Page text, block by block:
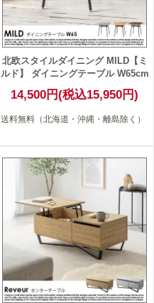
北欧スタイルダイニング MILD【ミ
ルド】 ダイニングテーブル W65cm
14,500円(税込15,950円)
送料無料（北海道・沖縄・離島除く）